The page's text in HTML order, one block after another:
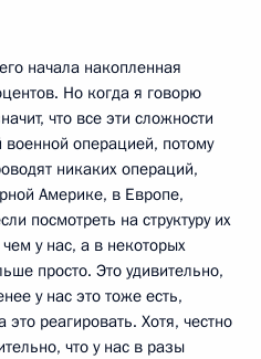
начала накопленная
Но когда я говорю
что все эти сложности
операцией, потому
никаких операций,
Америке, в Европе,
посмотреть на структуру их
у нас, а в некоторых
просто. Это удивительно,
у нас это тоже есть,
реагировать. Хотя, честно
что у нас в разы